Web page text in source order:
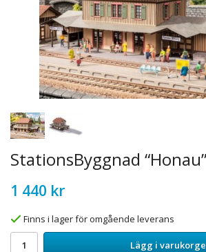
StationsByggnad
1 440 kr
Finns i lager för omgående leverans
Lägg i